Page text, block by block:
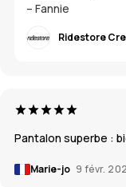
– Fannie
Ridestore
Pantalon superbe :
Marie-jo 9 févr.